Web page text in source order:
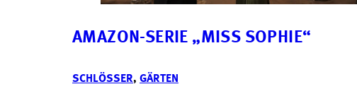
AMAZON-SERIE „MISS SOPHIE“
SCHLÖSSER, GÄRTEN